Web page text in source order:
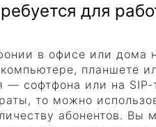
для
в офисе или дома
планшете
— софтфона или на
то можно
абонентов.